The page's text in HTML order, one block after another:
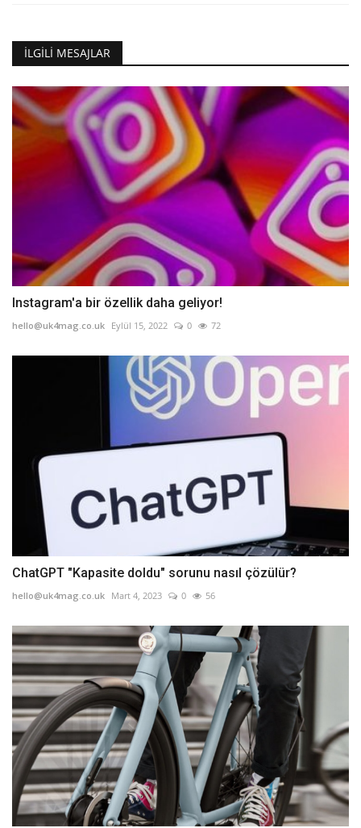
İLGILI MESAJLAR
Instagram'a bir özellik daha geliyor!
hello@uk4mag.co.uk Eylül 15, 2022 0 72
ChatGPT "Kapasite doldu" sorunu nasıl çözülür?
hello@uk4mag.co.uk Mart 4, 2023 0 56